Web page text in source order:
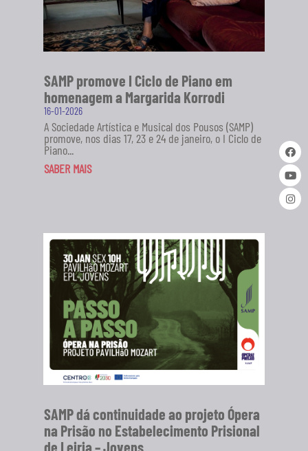
SAMP promove I Ciclo de Piano em
homenagem a Margarida Korrodi
16-01-2026
A Sociedade Artística e Musical dos Pousos (SAMP)
promove, nos dias 17, 23 e 24 de janeiro, o I Ciclo de
Piano...
SABER MAIS
SAMP dá continuidade ao projeto Ópera
na Prisão no Estabelecimento Prisional
de Leiria – Jovens